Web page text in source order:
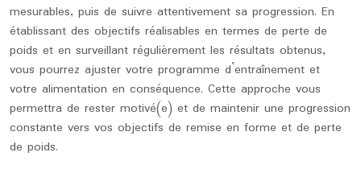
mesurables, puis de suivre attentivement sa progression. En
établissant des objectifs réalisables en termes de perte de
poids et en surveillant régulièrement les résultats obtenus,
vous pourrez ajuster votre programme d’entraînement et
votre alimentation en conséquence. Cette approche vous
permettra de rester motivé(e) et de maintenir une progression
constante vers vos objectifs de remise en forme et de perte
de poids.